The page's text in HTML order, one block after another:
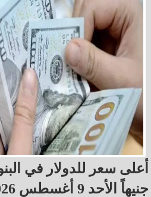
جنيهاً الأحد 9 أغسطس 2026